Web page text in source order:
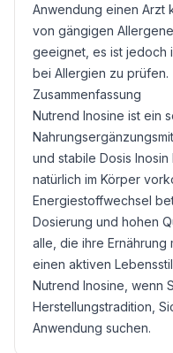
Anwendung einen Arzt
von gängigen
geeignet, es ist jedoch
bei Allergien zu prüfen.
Zusammenfassung
Nutrend Inosine ist ein
und stabile Dosis
natürlich im Körper
Energiestoffwechsel
Dosierung und hohen
alle, die ihre Ernährung
einen aktiven
Nutrend Inosine, wenn
Herstellungstradition,
Anwendung suchen.